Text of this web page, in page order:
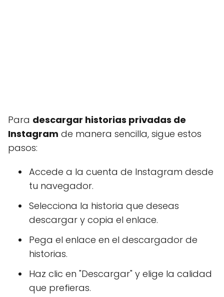
Para descargar historias privadas de
Instagram de manera sencilla, sigue estos
pasos:
Accede a la cuenta de Instagram desde
tu navegador.
Selecciona la historia que deseas
descargar y copia el enlace.
Pega el enlace en el descargador de
historias.
Haz clic en "Descargar" y elige la calidad
que prefieras.